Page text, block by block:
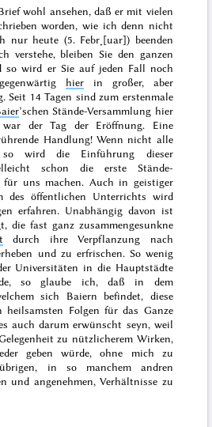
wohl ansehen, daß er mit vielen
worden, wie ich denn nicht
nur heute (5. Febr˖[uar]) beenden
verstehe, bleiben Sie den ganzen
so wird er Sie auf jeden Fall noch
hierin großer, aber
Seit 14 Tagen sind zum erstenmale
’schen Stände-Versammlung hier
war der Tag der Eröffnung. Eine
Handlung! Wenn nicht alle
so wird die Einführung dieser
schon die erste Stände-
für uns machen. Auch in geistiger
des öffentlichen Unterrichts wird
erfahren. Unabhängig davon ist
die fast ganz zusammengesunkne
durch ihre Verpflanzung nach
und zu erfrischen. So wenig
Universitäten in die Hauptstädte
so glaube ich, daß in dem
sich Baiern befindet, diese
heilsamsten Folgen für das Ganze
auch darum erwünscht seyn, weil
zu nützlicherem Wirken,
geben würde, ohne mich zu
in so manchem andren
und angenehmen, Verhältnisse zu